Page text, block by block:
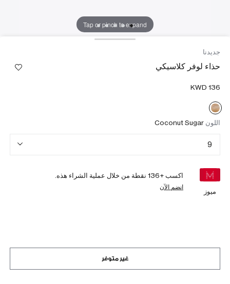
Tap or pinch to expand
جديدنا
حذاء لوفر كلاسيكي
اللون Coconut Sugar
9
ميوز
اكسب +136 نقطة من خلال عملية الشراء هذه.
انضم الآن
غير متوفر